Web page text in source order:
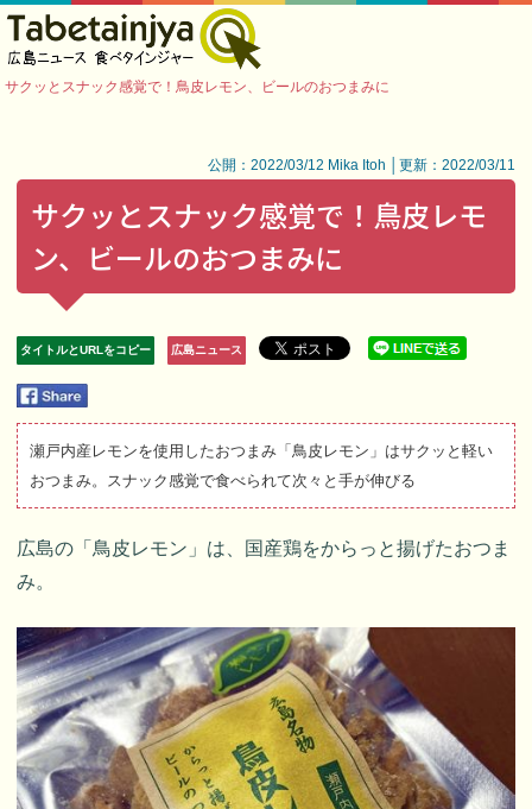
サクッとスナック感覚で！鳥皮レモン、ビールのおつまみに
公開：2022/03/12 Mika Itoh │更新：2022/03/11
サクッとスナック感覚で！鳥皮レモ
ン、ビールのおつまみに
タイトルとURLをコピー 広島ニュース
瀬戸内産レモンを使用したおつまみ「鳥皮レモン」はサクッと軽い
おつまみ。スナック感覚で食べられて次々と手が伸びる
広島の「鳥皮レモン」は、国産鶏をからっと揚げたおつま
み。